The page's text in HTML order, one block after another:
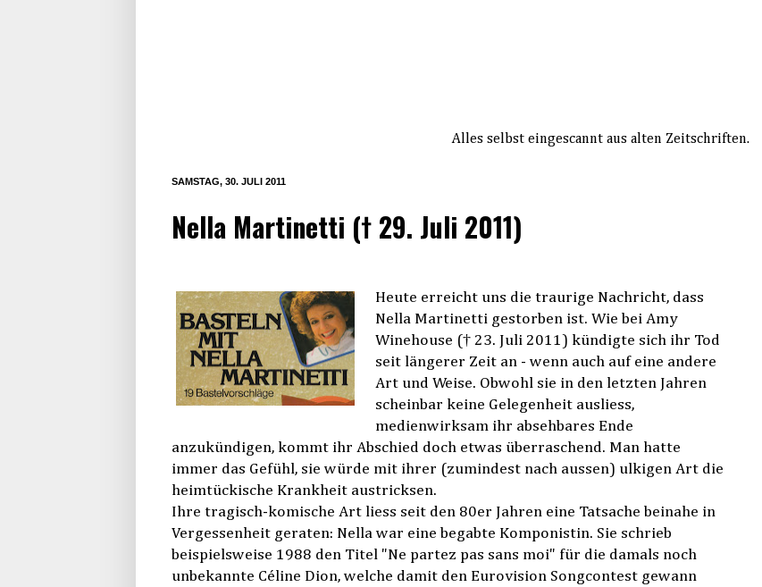
Alles selbst eingescannt aus alten Zeitschriften.
SAMSTAG, 30. JULI 2011
Nella Martinetti († 29. Juli 2011)
Heute erreicht uns die traurige Nachricht, dass
Nella Martinetti gestorben ist. Wie bei Amy
Winehouse († 23. Juli 2011) kündigte sich ihr Tod
seit längerer Zeit an - wenn auch auf eine andere
Art und Weise. Obwohl sie in den letzten Jahren
scheinbar keine Gelegenheit ausliess,
medienwirksam ihr absehbares Ende
anzukündigen, kommt ihr Abschied doch etwas überraschend. Man hatte
immer das Gefühl, sie würde mit ihrer (zumindest nach aussen) ulkigen Art die
heimtückische Krankheit austricksen.
Ihre tragisch-komische Art liess seit den 80er Jahren eine Tatsache beinahe in
Vergessenheit geraten: Nella war eine begabte Komponistin. Sie schrieb
beispielsweise 1988 den Titel "Ne partez pas sans moi" für die damals noch
unbekannte Céline Dion, welche damit den Eurovision Songcontest gewann